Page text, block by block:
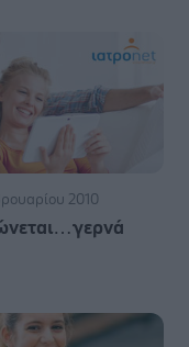
2010